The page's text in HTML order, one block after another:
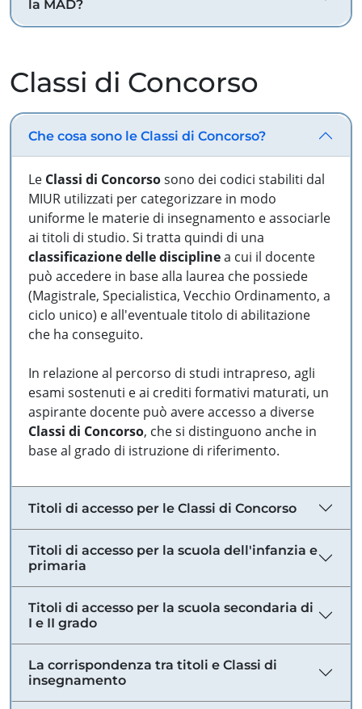
la MAD?
Classi di Concorso
Che cosa sono le Classi di Concorso?
Le Classi di Concorsosono dei codici stabiliti dal
MIUR utilizzati per categorizzare in modo
uniforme le materie di insegnamento e associarle
ai titoli di studio. Si tratta quindi di una
classificazione delle disciplinea cui il docente
può accedere in base alla laurea che possiede
(Magistrale, Specialistica, Vecchio Ordinamento, a
ciclo unico) e all'eventuale titolo di abilitazione
che ha conseguito.
In relazione al percorso di studi intrapreso, agli
esami sostenuti e ai crediti formativi maturati, un
aspirante docente può avere accesso a diverse
Classi di Concorso, che si distinguono anche in
base al grado di istruzione di riferimento.
Titoli di accesso per le Classi di Concorso
Titoli di accesso per la scuola dell'infanzia e
primaria
Titoli di accesso per la scuola secondaria di
I e II grado
La corrispondenza tra titoli e Classi di
insegnamento